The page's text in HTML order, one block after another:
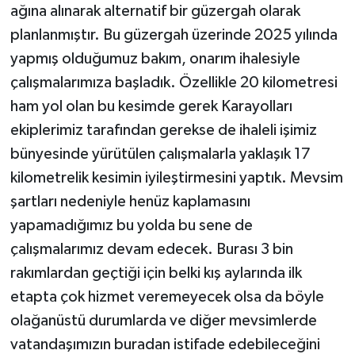
ağına alınarak alternatif bir güzergah olarak
planlanmıştır. Bu güzergah üzerinde 2025 yılında
yapmış olduğumuz bakım, onarım ihalesiyle
çalışmalarımıza başladık. Özellikle 20 kilometresi
ham yol olan bu kesimde gerek Karayolları
ekiplerimiz tarafından gerekse de ihaleli işimiz
bünyesinde yürütülen çalışmalarla yaklaşık 17
kilometrelik kesimin iyileştirmesini yaptık. Mevsim
şartları nedeniyle henüz kaplamasını
yapamadığımız bu yolda bu sene de
çalışmalarımız devam edecek. Burası 3 bin
rakımlardan geçtiği için belki kış aylarında ilk
etapta çok hizmet veremeyecek olsa da böyle
olağanüstü durumlarda ve diğer mevsimlerde
vatandaşımızın buradan istifade edebileceğini